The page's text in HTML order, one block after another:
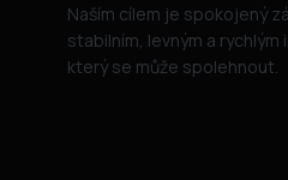
Naším cílem je spokojený
stabilním, levným a
který se může spolehnout.